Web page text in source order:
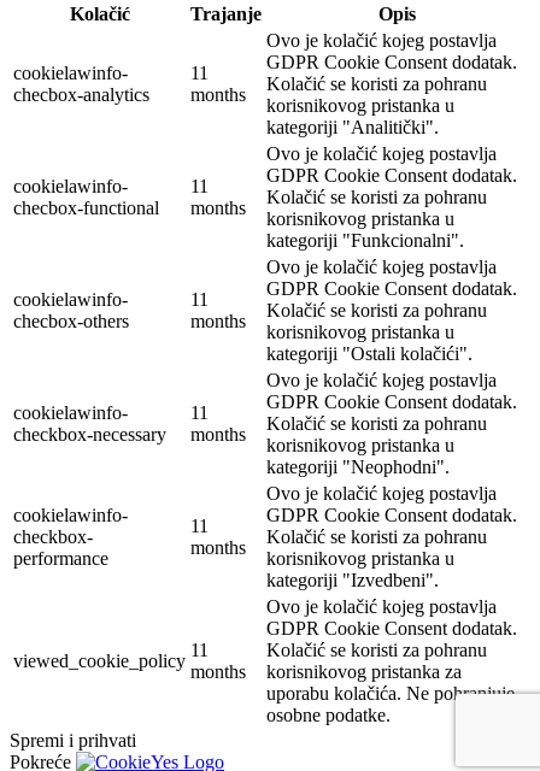
Kolačić
Trajanje Opis
cookielawinfo-
checbox-analytics
11
months
Ovo je kolačić kojeg postavlja
GDPR Cookie Consent dodatak.
Kolačić se koristi za pohranu
korisnikovog pristanka u
kategoriji "Analitički".
cookielawinfo-
checbox-functional
11
months
Ovo je kolačić kojeg postavlja
GDPR Cookie Consent dodatak.
Kolačić se koristi za pohranu
korisnikovog pristanka u
kategoriji "Funkcionalni".
cookielawinfo-
checbox-others
11
months
Ovo je kolačić kojeg postavlja
GDPR Cookie Consent dodatak.
Kolačić se koristi za pohranu
korisnikovog pristanka u
kategoriji "Ostali kolačići".
cookielawinfo-
checkbox-necessary
11
months
Ovo je kolačić kojeg postavlja
GDPR Cookie Consent dodatak.
Kolačić se koristi za pohranu
korisnikovog pristanka u
kategoriji "Neophodni".
cookielawinfo-
checkbox-
performance
11
months
Ovo je kolačić kojeg postavlja
GDPR Cookie Consent dodatak.
Kolačić se koristi za pohranu
korisnikovog pristanka u
kategoriji "Izvedbeni".
viewed_cookie_policy
11
months
Ovo je kolačić kojeg postavlja
GDPR Cookie Consent dodatak.
Kolačić se koristi za pohranu
korisnikovog pristanka za
uporabu kolačića. Ne pohranjuje
osobne podatke.
Spremi i prihvati
Pokreće